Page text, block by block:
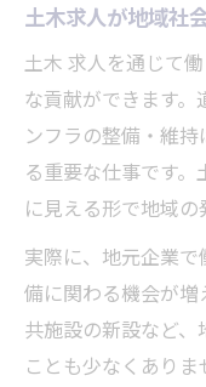
転職時に
土木求人
岡崎市の
土木求人
転職活動
建築と土木ど
土木求人
建築と土
土木求人
土木求人が地域社
土木 求人を通じて
な貢献ができます
ンフラの整備・維
る重要な仕事です
に見える形で地域の
実際に、地元企業
備に関わる機会が
共施設の新設など
ことも少なくあり